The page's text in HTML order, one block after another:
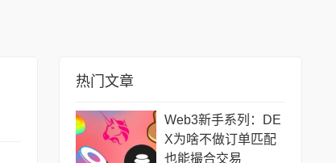
热门文章
Web3新手系列：DE
X为啥不做订单匹配
也能撮合交易